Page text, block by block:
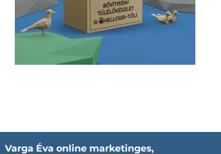
Varga Éva online marketinges,